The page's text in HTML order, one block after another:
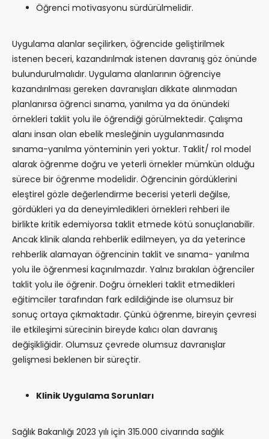
Öğrenci motivasyonu sürdürülmelidir.
Uygulama alanlar seçilirken, öğrencide geliştirilmek
istenen beceri, kazandırılmak istenen davranış göz önünde
bulundurulmalıdır. Uygulama alanlarının öğrenciye
kazandırılması gereken davranışları dikkate alınmadan
planlanırsa öğrenci sınama, yanılma ya da önündeki
örnekleri taklit yolu ile öğrendiği görülmektedir. Çalışma
alanı insan olan ebelik mesleğinin uygulanmasında
sınama-yanılma yönteminin yeri yoktur. Taklit/ rol model
alarak öğrenme doğru ve yeterli örnekler mümkün olduğu
sürece bir öğrenme modelidir. Öğrencinin gördüklerini
eleştirel gözle değerlendirme becerisi yeterli değilse,
gördükleri ya da deneyimledikleri örnekleri rehberi ile
birlikte kritik edemiyorsa taklit etmede kötü sonuçlanabilir.
Ancak klinik alanda rehberlik edilmeyen, ya da yeterince
rehberlik alamayan öğrencinin taklit ve sınama- yanılma
yolu ile öğrenmesi kaçınılmazdır. Yalnız bırakılan öğrenciler
taklit yolu ile öğrenir. Doğru örnekleri taklit etmedikleri
eğitimciler tarafından fark edildiğinde ise olumsuz bir
sonuç ortaya çıkmaktadır. Çünkü öğrenme, bireyin çevresi
ile etkileşimi sürecinin bireyde kalıcı olan davranış
değişikliğidir. Olumsuz çevrede olumsuz davranışlar
gelişmesi beklenen bir süreçtir.
Klinik Uygulama Sorunları
Sağlık Bakanlığı 2023 yılı için 315.000 civarında sağlık